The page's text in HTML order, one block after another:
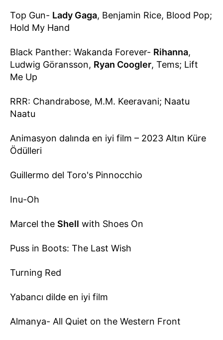
Top Gun- Lady Gaga, Benjamin Rice, Blood Pop;
Hold My Hand
Black Panther: Wakanda Forever- Rihanna,
Ludwig Göransson, Ryan Coogler, Tems; Lift
Me Up
RRR: Chandrabose, M.M. Keeravani; Naatu
Naatu
Animasyon dalında en iyi film – 2023 Altın Küre
Ödülleri
Guillermo del Toro's Pinnocchio
Inu-Oh
Marcel the Shell with Shoes On
Puss in Boots: The Last Wish
Turning Red
Yabancı dilde en iyi film
Almanya- All Quiet on the Western Front